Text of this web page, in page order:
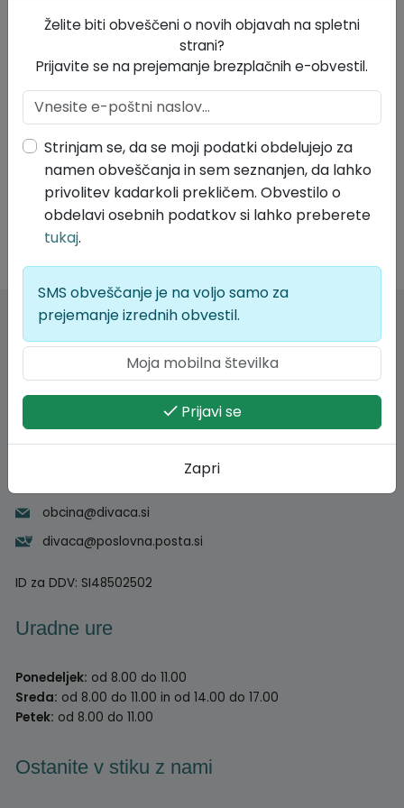
Kontakt
Občina Divača
Kolodvorska ulica 3/a
6215 Divača
obcina@divaca.si
divaca@poslovna.posta.si
ID za DDV: SI48502502
Uradne ure
Ponedeljek: od 8.00 do 11.00
Sreda: od 8.00 do 11.00 in od 14.00 do 17.00
Petek: od 8.00 do 11.00
Ostanite v stiku z nami
Želite biti obveščeni o novih objavah na spletni
strani?
Prijavite se na prejemanje brezplačnih e-obvestil.
Strinjam se, da se moji podatki obdelujejo za
namen obveščanja in sem seznanjen, da lahko
privolitev kadarkoli prekličem. Obvestilo o
obdelavi osebnih podatkov si lahko preberete
tukaj.
SMS obveščanje je na voljo samo za
prejemanje izrednih obvestil.
Prijavi se
Zapri